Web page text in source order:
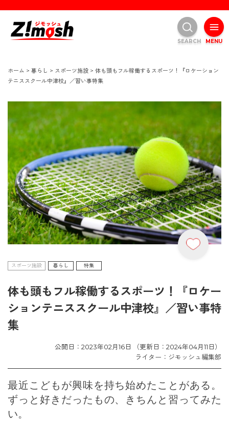
ホーム > 暮らし > スポーツ施設 > 体も頭もフル稼働するスポーツ！『ロケーション
テニススクール中津校』／習い事特集
スポーツ施設 暮らし 特集
体も頭もフル稼働するスポーツ！『ロケー
ションテニススクール中津校』／習い事特
集
公開日：2023年02月16日 （更新日：2024年04月11日）
ライター：ジモッシュ編集部
最近こどもが興味を持ち始めたことがある。
ずっと好きだったもの、きちんと習ってみた
い。
MENU
SEARCH